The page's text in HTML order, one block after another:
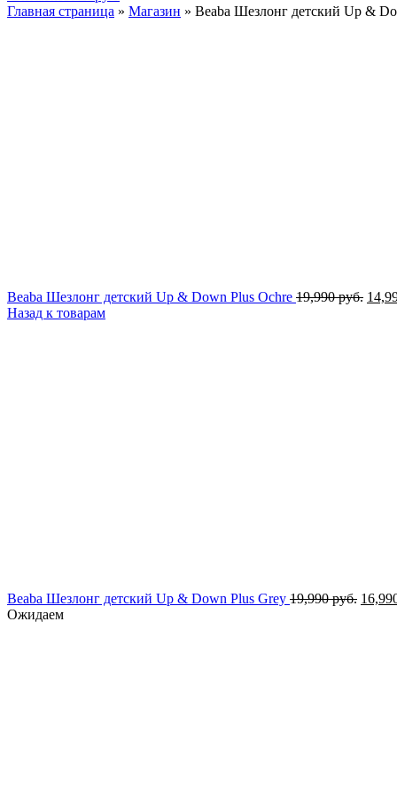
Главная страница » Магазин » Beaba Шезлонг детский Up &
Beaba Шезлонг детский Up & Down Plus Oсhre 19,990руб.
Назад к товарам
Beaba Шезлонг детский Up & Down Plus Grey 19,990руб.
Ожидаем